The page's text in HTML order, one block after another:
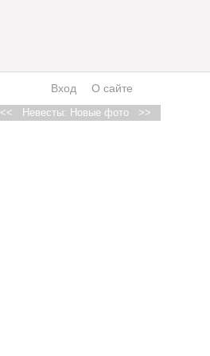
Вход О сайте
<< Невесты: Новые фото >>